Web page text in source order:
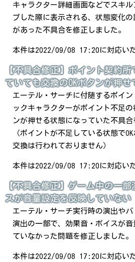
キャラクター詳細画面などでスキ
プした際に表示される、状態変化
があった不具合を修正しました。
本件は2022/09/08 17:20に対応いた
【不具合修正】ポイント契約
ていても交換のOKボタンが押せ
エーテル・サーチに付随するポイ
ックキャラクターがポイント不足の
ンが押せる状態になっていた不具合
（ポイントが不足している状態で
交換は行われておりません）
本件は2022/09/08 17:20に対応いた
【不具合修正】ゲーム中の一
スが音量設定を反映していない
エーテル・サーチ実行時の演出や
演出の一部で、効果音・ボイスが
ていなかった問題を修正しました。
本件は2022/09/08 17:20に対応いた